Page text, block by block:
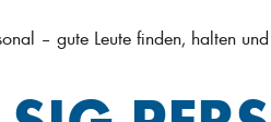
– gute Leute finden, halten